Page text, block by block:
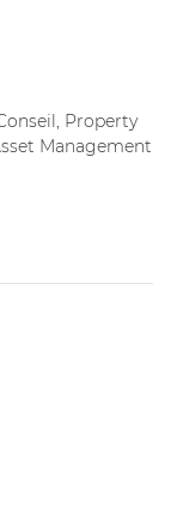
Property
Management